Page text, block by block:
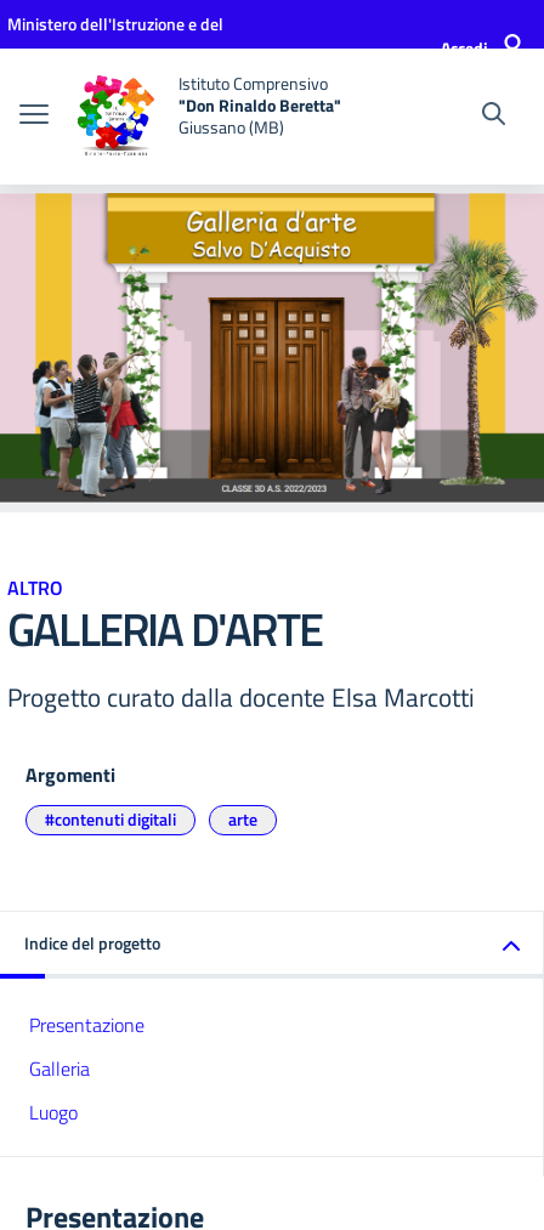
Vai ai contenuti
Vai al menu di navigazione
Vai al footer
Ministero dell'Istruzione e del
Accedi
Istituto Comprensivo
"Don Rinaldo Beretta"
Giussano (MB)
ALTRO
GALLERIA D'ARTE
Progetto curato dalla docente Elsa Marcotti
Argomenti
#contenuti digitali arte
Indice del progetto
Presentazione
Galleria
Luogo
Presentazione